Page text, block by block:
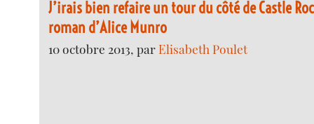
J’irais bien refaire un tour du côté de Castle
roman d’Alice Munro
10 octobre 2013, parElisabeth Poulet